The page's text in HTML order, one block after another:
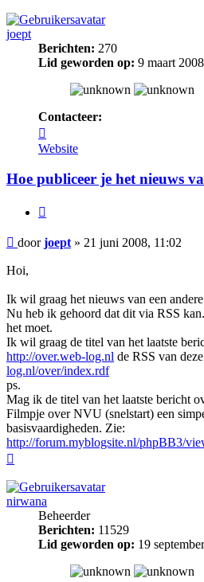
joept
Berichten: 270
Lid geworden op: 9 maart
Contacteer:
joept
Website
Hoe publiceer je het nieuws
Bericht
doorjoept » 21 juni 2008, 11:02
Hoi,
Ik wil graag het nieuws van een
Nu heb ik gehoord dat dit via RSS
het moet.
Ik wil graag de titel van het laatste
http://over.web-log.nl de RSS van
log.nl/over/index.rdf
ps.
Mag ik de titel van het laatste bericht
Filmpje over NVU (snelstart) een
basisvaardigheden. Zie:
http://forum.myblogsite.nl/phpBB3/
nirwana
Beheerder
Berichten: 11529
Lid geworden op: 19